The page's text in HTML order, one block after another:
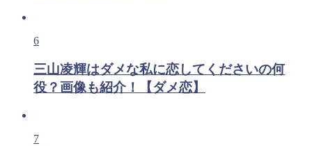
6
三山凌輝はダメな私に恋してくださいの何
役？画像も紹介！【ダメ恋】
7